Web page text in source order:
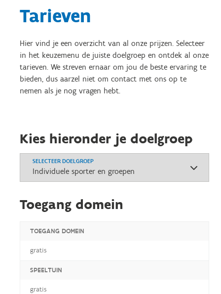
Tarieven
Hier vind je een overzicht van al onze prijzen. Selecteer
in het keuzemenu de juiste doelgroep en ontdek al onze
tarieven. We streven ernaar om jou de beste ervaring te
bieden, dus aarzel niet om contact met ons op te
nemen als je nog vragen hebt.
Kies hieronder je doelgroep
SELECTEER DOELGROEP
Toegang domein
TOEGANG DOMEIN
gratis
SPEELTUIN
gratis